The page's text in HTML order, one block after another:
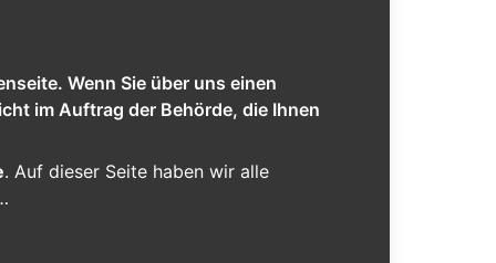
Wenn Sie über uns einen
im Auftrag der Behörde, die Ihnen
. Auf dieser Seite haben wir alle